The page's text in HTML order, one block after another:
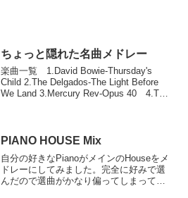
ちょっと隠れた名曲メドレー
楽曲一覧 1.David Bowie-Thursday's
Child 2.The Delgados-The Light Before
We Land 3.Mercury Rev-Opus 40 4.The
PIANO HOUSE Mix
自分の好きなPianoがメインのHouseをメ
ドレーにしてみました。完全に好みで選
んだので選曲がかなり偏ってしまってま